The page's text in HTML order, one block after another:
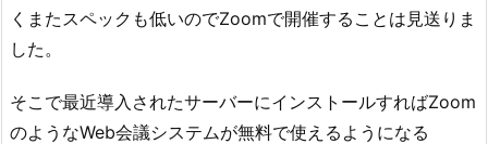
くまたスペックも低いのでZoomで開催することは見送りま
した。
そこで最近導入されたサーバーにインストールすればZoom
のようなWeb会議システムが無料で使えるようになる